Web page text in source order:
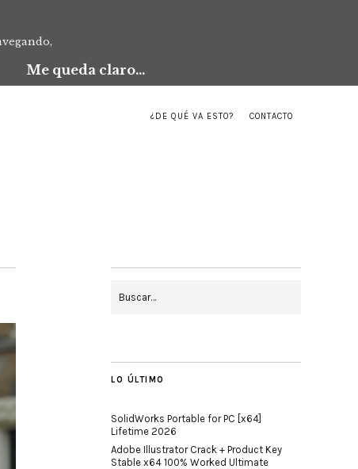
Me queda claro...
¿DE QUÉ VA ESTO? CONTACTO
LO ÚLTIMO
SolidWorks Portable for PC [x64]
Lifetime 2026
Adobe Illustrator Crack + Product Key
Stable x64 100% Worked Ultimate